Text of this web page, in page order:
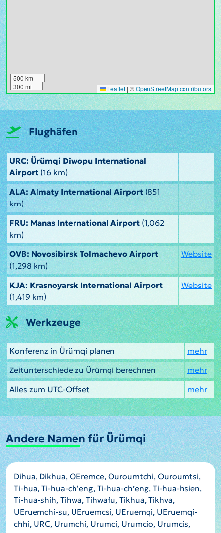
500 km
300 mi
Leaflet | ©OpenStreetMap contributors
Flughäfen
URC: Ürümqi Diwopu International
Airport (16 km)
ALA: Almaty International Airport(851
km)
FRU: Manas International Airport (1,062
km)
OVB: Novosibirsk Tolmachevo Airport
(1,298 km)
Website
KJA: Krasnoyarsk International Airport
(1,419 km)
Website
Werkzeuge
Konferenz in Ürümqi planen
mehr
Zeitunterschiede zu Ürümqi berechnen
mehr
Alles zum UTC-Offset
mehr
Andere Namen für Ürümqi
Dihua, Dikhua, OEremce, Ouroumtchi, Ouroumtsi,
Ti-hua, Ti-hua-ch'eng, Ti-hua-ch’eng, Ti-hua-hsien,
Ti-hua-shih, Tihwa, Tihwafu, Tikhua, Tikhva,
UEruemchi-su, UEruemcsi, UEruemqi, UEruemqi-
chhi, URC, Urumchi, Urumci, Urumcio, Urumcis,